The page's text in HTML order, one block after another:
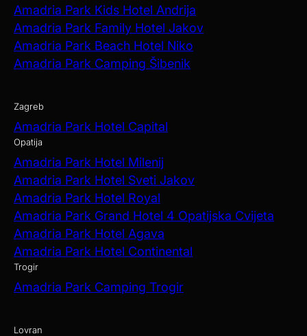
Amadria Park Kids Hotel Andrija
Amadria Park Family Hotel Jakov
Amadria Park Beach Hotel Niko
Amadria Park Camping Šibenik
Zagreb
Amadria Park Hotel Capital
Opatija
Amadria Park Hotel Milenij
Amadria Park Hotel Sveti Jakov
Amadria Park Hotel Royal
Amadria Park Grand Hotel 4 Opatijska Cvijeta
Amadria Park Hotel Agava
Amadria Park Hotel Continental
Trogir
Amadria Park Camping Trogir
Lovran